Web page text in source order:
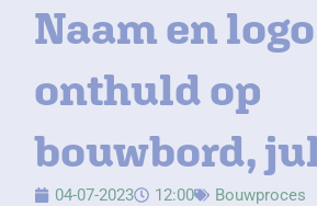
Naam en logo
onthuld op
bouwbord,
04-07-2023 12:00 Bouwproces